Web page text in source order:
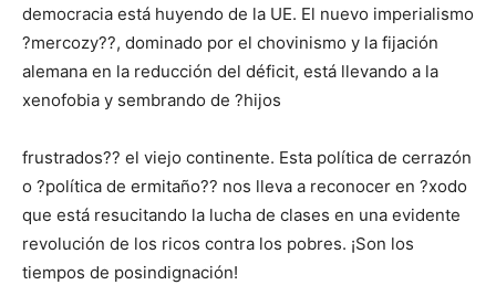
democracia está huyendo de la UE. El nuevo imperialismo
?mercozy??, dominado por el chovinismo y la fijación
alemana en la reducción del déficit, está llevando a la
xenofobia y sembrando de ?hijos
frustrados?? el viejo continente. Esta política de cerrazón
o ?política de ermitaño?? nos lleva a reconocer en ?xodo
que está resucitando la lucha de clases en una evidente
revolución de los ricos contra los pobres. ¡Son los
tiempos de posindignación!